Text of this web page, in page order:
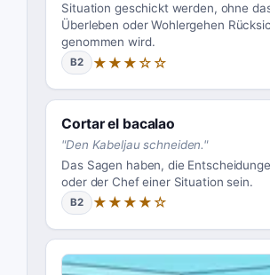
Situation geschickt werden, ohne
Überleben oder Wohlergehen
genommen wird.
B2 ★★★☆☆
Cortar el bacalao
"Den Kabeljau schneiden."
Das Sagen haben, die
oder der Chef einer Situation sein.
B2 ★★★★☆